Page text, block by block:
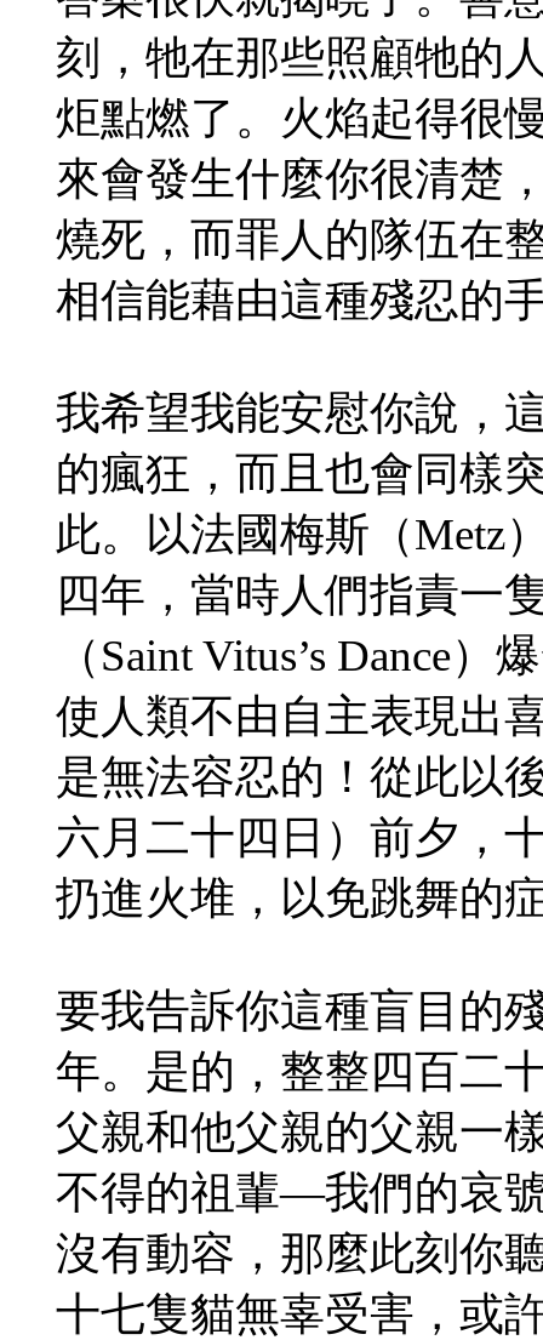
刻，牠在那些照顧牠的
炬點燃了。火焰起得很
來會發生什麼你很清楚
燒死，而罪人的隊伍在
相信能藉由這種殘忍的
我希望我能安慰你說，
的瘋狂，而且也會同樣
此。以法國梅斯（Metz
四年，當時人們指責一
（Saint Vitus’s Dance
使人類不由自主表現出
是無法容忍的！從此以
六月二十四日）前夕，
扔進火堆，以免跳舞的
要我告訴你這種盲目的
年。是的，整整四百二
父親和他父親的父親一
不得的祖輩—我們的哀
沒有動容，那麼此刻你
十七隻貓無辜受害，或